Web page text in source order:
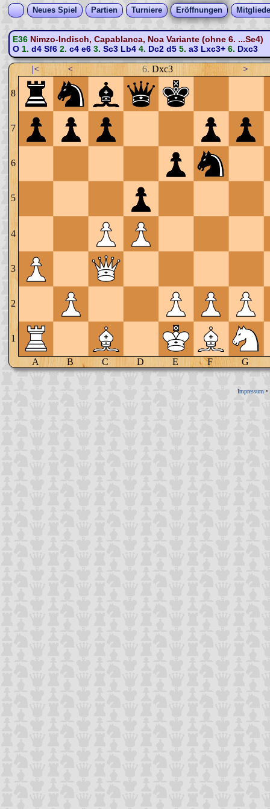
Neues Spiel Partien Turniere Eröffnungen
E36 Nimzo-Indisch, Capablanca, Noa Variante (ohne 6. ...Se4)
O1. d4 Sf62. c4 e63. Sc3 Lb44. Dc2 d55. a3 Lxc3+6. Dxc3
|< < 6. Dxc3 >
8
7
6
5
4
3
2
1
A B C D E F G
Impressum •